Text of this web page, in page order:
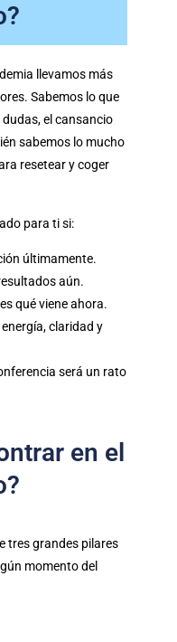
llevamos más
Sabemos lo que
el cansancio
sabemos lo mucho
resetear y coger
para ti si:
últimamente.
aún.
qué viene ahora.
claridad y
será un rato
en el
tres grandes pilares
momento del